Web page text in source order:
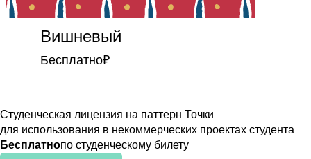
Вишневый
Бесплатно₽
Студенческая лицензия на паттерн Точки
для использования в некоммерческих проектах студента
Бесплатнопо студенческому билету